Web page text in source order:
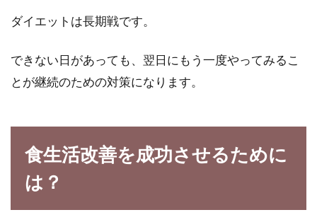
ダイエットは長期戦です。
できない日があっても、翌日にもう一度やってみるこ
とが継続のための対策になります。
食生活改善を成功させるために
は？